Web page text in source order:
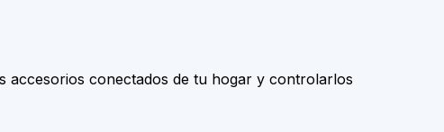
accesorios conectados de tu hogar y controlarlos